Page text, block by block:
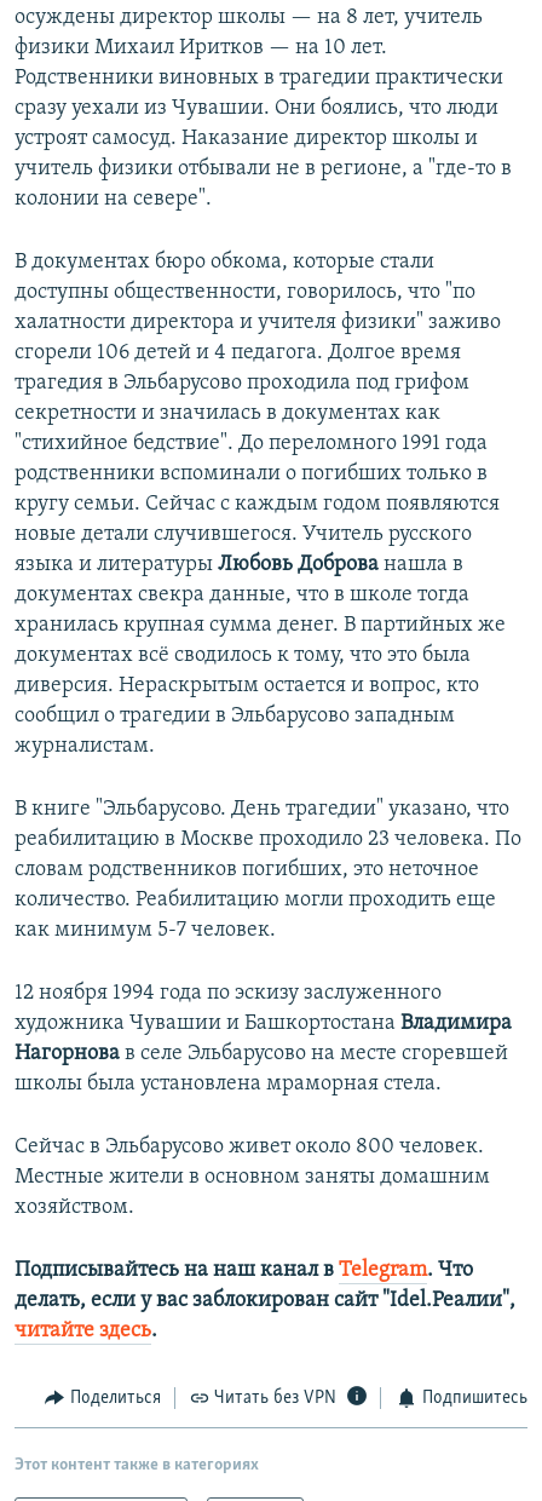
осуждены директор школы — на 8 лет, учитель
физики Михаил Иритков — на 10 лет.
Родственники виновных в трагедии практически
сразу уехали из Чувашии. Они боялись, что люди
устроят самосуд. Наказание директор школы и
учитель физики отбывали не в регионе, а "где-то в
колонии на севере".
В документах бюро обкома, которые стали
доступны общественности, говорилось, что "по
халатности директора и учителя физики" заживо
сгорели 106 детей и 4 педагога. Долгое время
трагедия в Эльбарусово проходила под грифом
секретности и значилась в документах как
"стихийное бедствие". До переломного 1991 года
родственники вспоминали о погибших только в
кругу семьи. Сейчас с каждым годом появляются
новые детали случившегося. Учитель русского
языка и литературы Любовь Доброва нашла в
документах свекра данные, что в школе тогда
хранилась крупная сумма денег. В партийных же
документах всё сводилось к тому, что это была
диверсия. Нераскрытым остается и вопрос, кто
сообщил о трагедии в Эльбарусово западным
журналистам.
В книге "Эльбарусово. День трагедии" указано, что
реабилитацию в Москве проходило 23 человека. По
словам родственников погибших, это неточное
количество. Реабилитацию могли проходить еще
как минимум 5-7 человек.
12 ноября 1994 года по эскизу заслуженного
художника Чувашии и Башкортостана Владимира
Нагорнова в селе Эльбарусово на месте сгоревшей
школы была установлена мраморная стела.
Сейчас в Эльбарусово живет около 800 человек.
Местные жители в основном заняты домашним
хозяйством.
Подписывайтесь на наш канал в Telegram. Что
делать, если у вас заблокирован сайт "Idel.Реалии",
читайте здесь.
Поделиться Читать без VPN Подпишитесь
Этот контент также в категориях